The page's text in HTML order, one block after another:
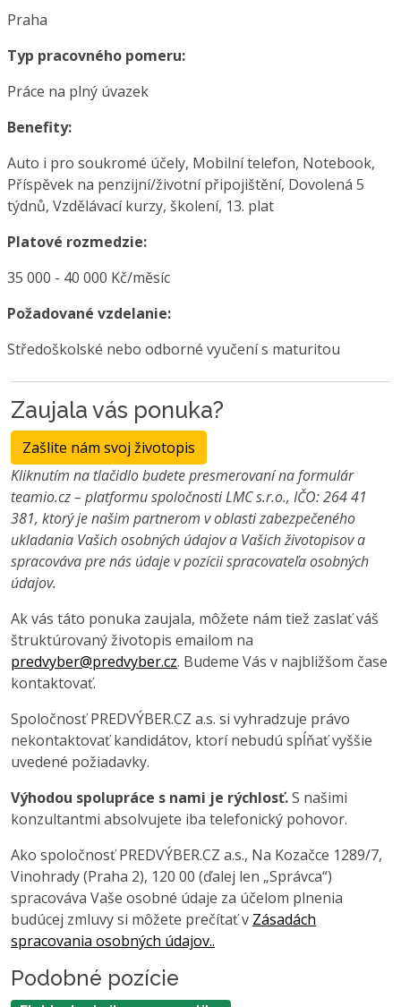
Praha
Typ pracovného pomeru:
Práce na plný úvazek
Benefity:
Auto i pro soukromé účely, Mobilní telefon, Notebook,
Příspěvek na penzijní/životní připojištění, Dovolená 5
týdnů, Vzdělávací kurzy, školení, 13. plat
Platové rozmedzie:
35 000 - 40 000 Kč/měsíc
Požadované vzdelanie:
Středoškolské nebo odborné vyučení s maturitou
Zaujala vás ponuka?
Zašlite nám svoj životopis
Kliknutím na tlačidlo budete presmerovaní na formulár
teamio.cz – platformu spoločnosti LMC s.r.o., IČO: 264 41
381, ktorý je našim partnerom v oblasti zabezpečeného
ukladania Vašich osobných údajov a Vašich životopisov a
spracováva pre nás údaje v pozícii spracovateľa osobných
údajov.
Ak vás táto ponuka zaujala, môžete nám tiež zaslať váš
štruktúrovaný životopis emailom na
predvyber@predvyber.cz. Budeme Vás v najbližšom čase
kontaktovať.
Spoločnosť PREDVÝBER.CZ a.s. si vyhradzuje právo
nekontaktovať kandidátov, ktorí nebudú spĺňať vyššie
uvedené požiadavky.
Výhodou spolupráce s nami je rýchlosť.S našimi
konzultantmi absolvujete iba telefonický pohovor.
Ako spoločnosť PREDVÝBER.CZ a.s., Na Kozačce 1289/7,
Vinohrady (Praha 2), 120 00 (ďalej len „Správca“)
spracováva Vaše osobné údaje za účelom plnenia
budúcej zmluvy si môžete prečítať v Zásadách
spracovania osobných údajov..
Podobné pozície